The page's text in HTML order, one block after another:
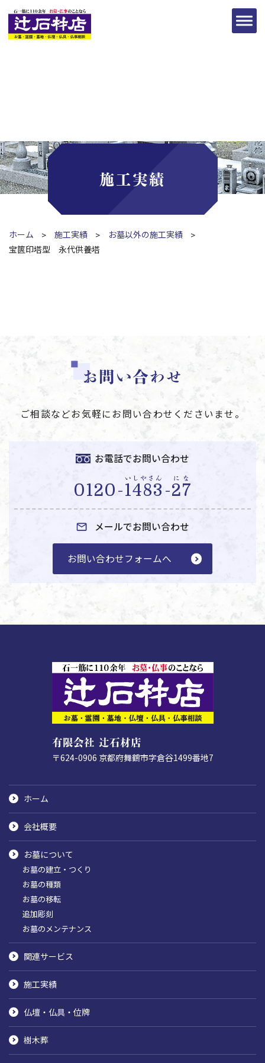
施工実績
ホーム 施工実績
お墓以外の施工実績
宝篋印塔型 永代供養塔
お問い合わせ
ご相談などお気軽にお問い合わせくださいませ。
お電話でお問い合わせ
0120-1483
いしやさん
-27
にな
メールでお問い合わせ
お問い合わせフォームへ
有限会社 辻石材店
〒624-0906 京都府舞鶴市字倉谷1499番地7
ホーム
会社概要
お墓について
お墓の建立・つくり
お墓の種類
お墓の移転
追加彫刻
お墓のメンテナンス
関連サービス
施工実績
仏壇・仏具・位牌
樹木葬